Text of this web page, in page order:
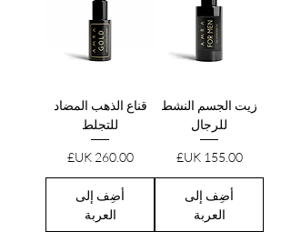
زيت الجسم النشط
للرجال
السعر‏155.00 UK£
أضِف إلى
العربة
قناع الذهب المضاد
للتجلط
السعر‏260.00 UK£
أضِف إلى
العربة